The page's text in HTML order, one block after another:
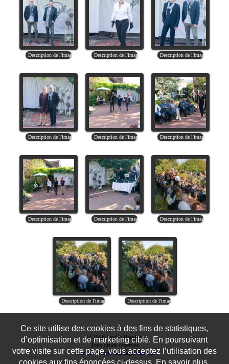
© 2026 Studio Passion
Tous droits réservés
Voir la version classique du site
Ce site utilise des cookies à des fins de statistiques,
d’optimisation et de marketing ciblé. En poursuivant
votre visite sur cette page, vous acceptez l’utilisation des
cookies aux fins énoncées ci-dessus. En savoir plus.